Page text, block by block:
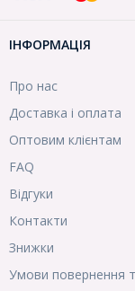
ІНФОРМАЦІЯ
Про нас
Доставка і оплата
Оптовим клієнтам
FAQ
Відгуки
Контакти
Знижки
Умови повернення